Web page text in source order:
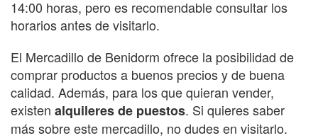
14:00 horas, pero es recomendable consultar los
horarios antes de visitarlo.
El Mercadillo de Benidorm ofrece la posibilidad de
comprar productos a buenos precios y de buena
calidad. Además, para los que quieran vender,
existen alquileres de puestos. Si quieres saber
más sobre este mercadillo, no dudes en visitarlo.